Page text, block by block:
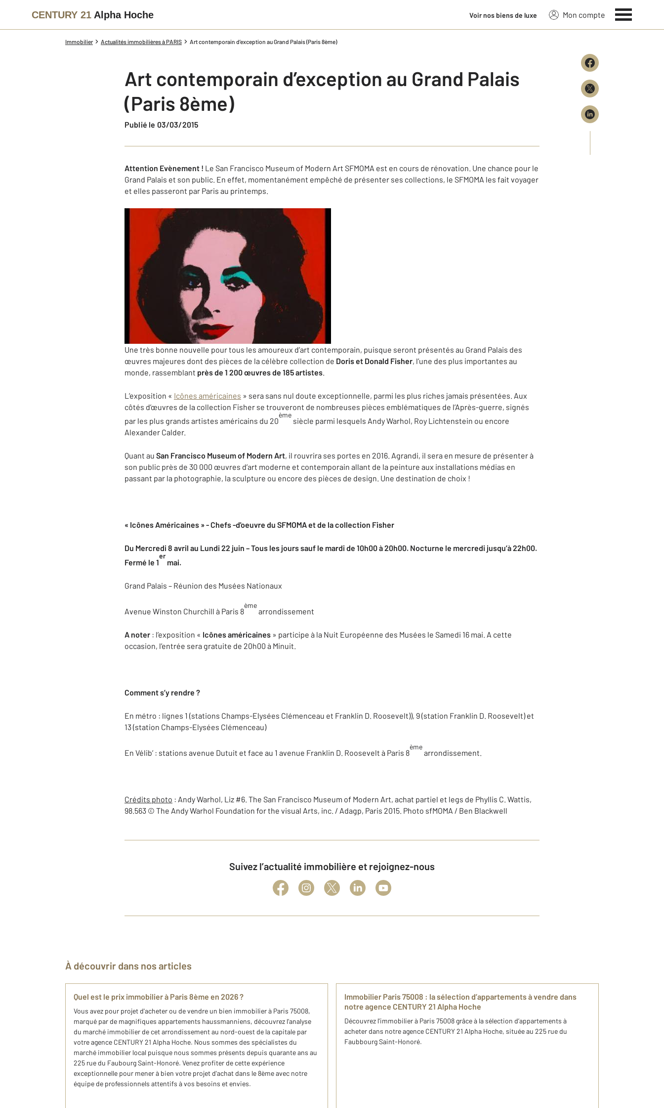
CENTURY 21 Alpha Hoche Voir nos biens de luxe Mon compte
Immobilier Actualités immobilières à PARIS Art contemporain d’exception au Grand Palais (Paris 8ème)
Art contemporain d’exception au Grand Palais
(Paris 8ème)
Publié le 03/03/2015
Attention Evènement ! Le San Francisco Museum of Modern Art SFMOMA est en cours de rénovation. Une chance pour le
Grand Palais et son public. En effet, momentanément empêché de présenter ses collections, le SFMOMA les fait voyager
et elles passeront par Paris au printemps.
Une très bonne nouvelle pour tous les amoureux d’art contemporain, puisque seront présentés au Grand Palais des
œuvres majeures dont des pièces de la célèbre collection de Doris et Donald Fisher, l’une des plus importantes au
monde, rassemblant près de 1 200 œuvres de 185 artistes.
L’exposition « Icônes américaines » sera sans nul doute exceptionnelle, parmi les plus riches jamais présentées. Aux
côtés d’œuvres de la collection Fisher se trouveront de nombreuses pièces emblématiques de l’Après-guerre, signés
par les plus grands artistes américains du 20
ème
siècle parmi lesquels Andy Warhol, Roy Lichtenstein ou encore
Alexander Calder.
Quant au San Francisco Museum of Modern Art, il rouvrira ses portes en 2016. Agrandi, il sera en mesure de présenter à
son public près de 30 000 œuvres d’art moderne et contemporain allant de la peinture aux installations médias en
passant par la photographie, la sculpture ou encore des pièces de design. Une destination de choix !
« Icônes Américaines » -Chefs -d'oeuvre du SFMOMA et de la collection Fisher
Du Mercredi 8 avril au Lundi 22 juin – Tous les jours sauf le mardi de 10h00 à 20h00. Nocturne le mercredi jusqu’à 22h00.
Fermé le 1
er
mai.
Grand Palais – Réunion des Musées Nationaux
Avenue Winston Churchill à Paris 8
ème
arrondissement
A noter : l’exposition « Icônes américaines » participe à la Nuit Européenne des Musées le Samedi 16 mai. A cette
occasion, l’entrée sera gratuite de 20h00 à Minuit.
Comment s’y rendre ?
En métro : lignes 1 (stations Champs-Elysées Clémenceau et Franklin D. Roosevelt)), 9 (station Franklin D. Roosevelt) et
13 (station Champs-Elysées Clémenceau)
En Vélib’ : stations avenue Dutuit et face au 1 avenue Franklin D. Roosevelt à Paris 8
ème
arrondissement.
Crédits photo : Andy Warhol, Liz #6. The San Francisco Museum of Modern Art, achat partiel et legs de Phyllis C. Wattis,
98.563 © The Andy Warhol Foundation for the visual Arts, inc. / Adagp, Paris 2015. Photo sfMOMA / Ben Blackwell
Suivez l’actualité immobilière et rejoignez-nous
À découvrir dans nos articles
Quel est le prix immobilier à Paris 8ème en 2026 ?​
Vous avez pour projet d'acheter ou de vendre un bien immobilier à Paris 75008,
marqué par de magnifiques appartements haussmanniens, découvrez ​l’analyse
du marché​ immobilier de cet arrondissement au nord-ouest de la capitale par
votre agence CENTURY 21 Alpha Hoche. Nous sommes des spécialistes du
marché immobilier local puisque nous sommes présents depuis quarante ans au
225 rue du Faubourg Saint-Honoré. Venez profiter de cette expérience
exceptionnelle pour mener à bien votre projet d'achat dans le 8ème avec notre
équipe de professionnels attentifs à vos besoins et envies.
I​mmobilier Paris 75008 : la sélection d’appartements ​à vendre dans
notre agence CENTURY 21 Alpha Hoche ​
​Découvrez l'​immobilier à Paris 75008 grâce à la sélection d’appartements ​à
acheter dans notre agence CENTURY 21 Alpha Hoche, située au 225 rue du
Faubbourg Saint-Honoré.